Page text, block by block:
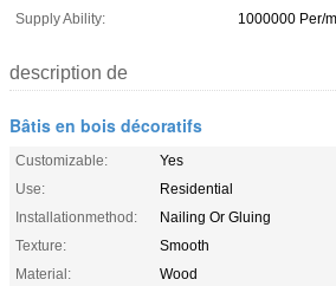
Supply Ability:
1000000 Per/
description de
Bâtis en bois décoratifs
Customizable:
Yes
Use:
Residential
Installationmethod:
Nailing Or Gluing
Texture:
Smooth
Material:
Wood